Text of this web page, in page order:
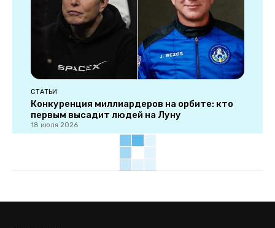
СТАТЬИ
Конкуренция миллиардеров на орбите: кто
первым высадит людей на Луну
18 июля 2026